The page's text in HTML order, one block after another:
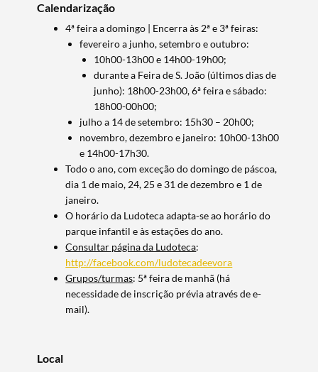
Calendarização
4ª feira a domingo | Encerra às 2ª e 3ª feiras:
fevereiro a junho, setembro e outubro:
10h00-13h00 e 14h00-19h00;
durante a Feira de S. João (últimos dias de
junho): 18h00-23h00, 6ª feira e sábado:
18h00-00h00;
julho a 14 de setembro: 15h30 – 20h00;
novembro, dezembro e janeiro: 10h00-13h00
e 14h00-17h30.
Todo o ano, com exceção do domingo de páscoa,
dia 1 de maio, 24, 25 e 31 de dezembro e 1 de
janeiro.
O horário da Ludoteca adapta-se ao horário do
parque infantil e às estações do ano.
Consultar página da Ludoteca:
http://facebook.com/ludotecadeevora
Grupos/turmas: 5ª feira de manhã (há
necessidade de inscrição prévia através de e-
mail).
Local